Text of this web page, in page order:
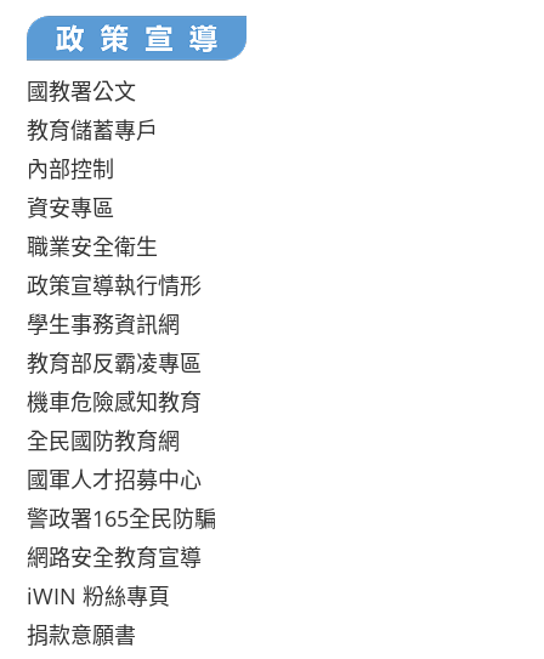
國教署公文
教育儲蓄專戶
內部控制
資安專區
職業安全衛生
政策宣導執行情形
學生事務資訊網
教育部反霸凌專區
機車危險感知教育
全民國防教育網
國軍人才招募中心
警政署165全民防騙
網路安全教育宣導
iWIN 粉絲專頁
捐款意願書